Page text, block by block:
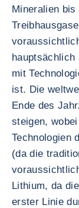
Mineralien
hauptsächlich
mit
ist. Die
Ende des
steigen,
Technologien
(da die
Lithium, da
erster Linie